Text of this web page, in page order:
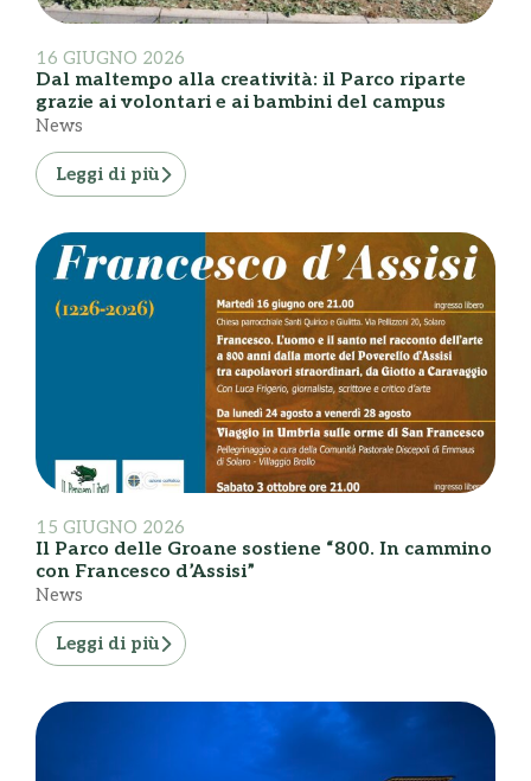
16 GIUGNO 2026
Dal maltempo alla creatività: il Parco riparte
grazie ai volontari e ai bambini del campus
News
Leggi di più
15 GIUGNO 2026
Il Parco delle Groane sostiene “800. In cammino
con Francesco d’Assisi”
News
Leggi di più